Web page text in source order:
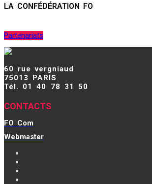
LA CONFÉDÉRATION FO
Partenariats
60 rue vergniaud
75013 PARIS
Tél. 01 40 78 31 50
CONTACTS
FO Com
Webmaster